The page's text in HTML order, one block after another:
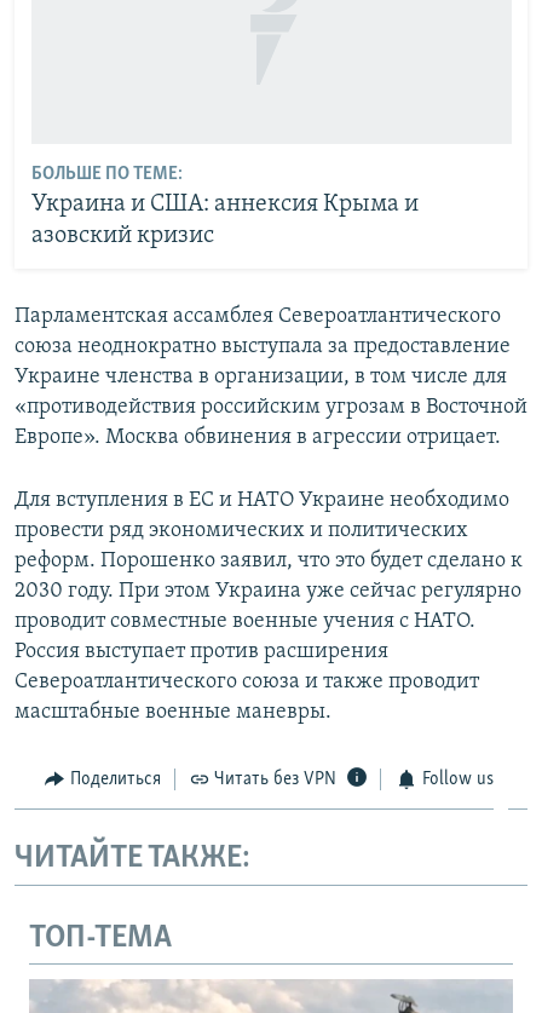
БОЛЬШЕ ПО ТЕМЕ:
Украина и США: аннексия Крыма и
азовский кризис
Парламентская ассамблея Североатлантического
союза неоднократно выступала за предоставление
Украине членства в организации, в том числе для
«противодействия российским угрозам в Восточной
Европе». Москва обвинения в агрессии отрицает.
Для вступления в ЕС и НАТО Украине необходимо
провести ряд экономических и политических
реформ. Порошенко заявил, что это будет сделано к
2030 году. При этом Украина уже сейчас регулярно
проводит совместные военные учения с НАТО.
Россия выступает против расширения
Североатлантического союза и также проводит
масштабные военные маневры.
Поделиться Читать без VPN Follow us
ЧИТАЙТЕ ТАКЖЕ:
ТОП-ТЕМА